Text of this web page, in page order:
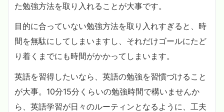
た勉強方法を取り入れることが大事です。
目的に合っていない勉強方法を取り入れすぎると、時
間を無駄にしてしまいますし、それだけゴールにたど
り着くまでにも時間がかかってしまいます。
英語を習得したいなら、英語の勉強を習慣づけること
が大事。10分15分くらいの勉強時間で構いませんか
ら、英語学習が日々のルーティンとなるように、工夫